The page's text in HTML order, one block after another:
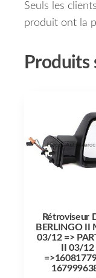
Seuls les
produit ont la
Produits
Rétroviseur
BERLINGO II
03/12 =>
II 03/12